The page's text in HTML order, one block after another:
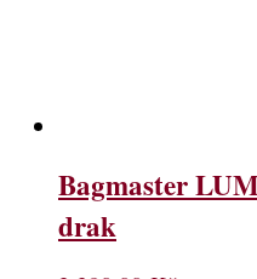
Bagmaster
drak